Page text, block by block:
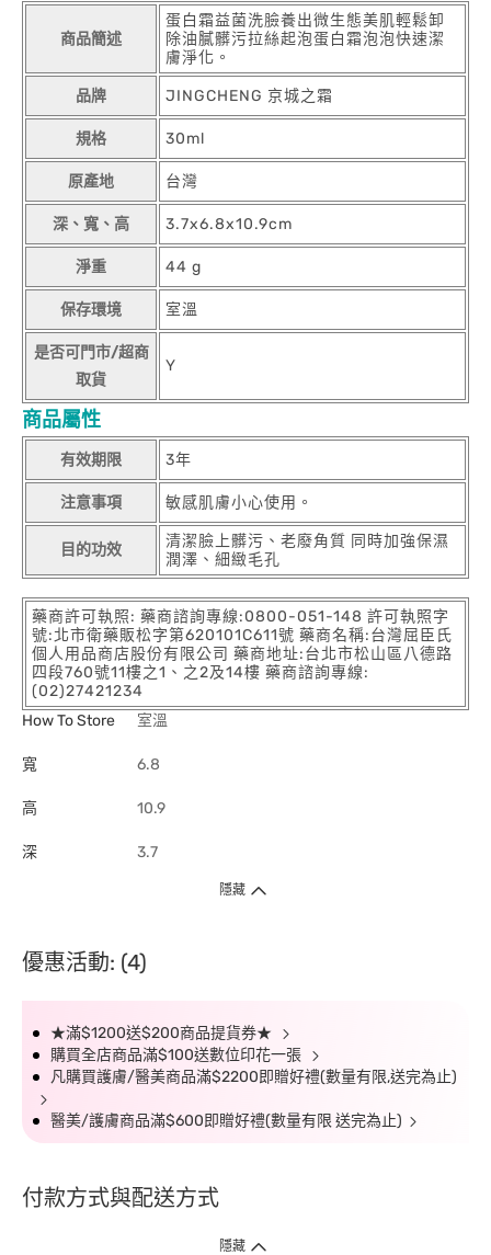
商品簡述
蛋白霜益菌洗臉養出微生態美肌輕鬆卸
除油膩髒污拉絲起泡蛋白霜泡泡快速潔
膚淨化。
品牌 JINGCHENG 京城之霜
規格 30ml
原產地 台灣
深、寬、高 3.7x6.8x10.9cm
淨重 44 g
保存環境 室溫
是否可門市/超商
取貨
Y
商品屬性
有效期限 3年
注意事項 敏感肌膚小心使用。
目的功效
清潔臉上髒污、老廢角質 同時加強保濕
潤澤、細緻毛孔
藥商許可執照: 藥商諮詢專線:0800-051-148 許可執照字
號:北市衛藥販松字第620101C611號 藥商名稱:台灣屈臣氏
個人用品商店股份有限公司 藥商地址:台北市松山區八德路
四段760號11樓之1、之2及14樓 藥商諮詢專線:
(02)27421234
How To Store
室溫
寬 6.8
高 10.9
深 3.7
隱藏
優惠活動: (4)
★滿$1200送$200商品提貨券★
購買全店商品滿$100送數位印花一張
凡購買護膚/醫美商品滿$2200即贈好禮(數量有限,送完為止)
醫美/護膚商品滿$600即贈好禮(數量有限 送完為止)
付款方式與配送方式
隱藏